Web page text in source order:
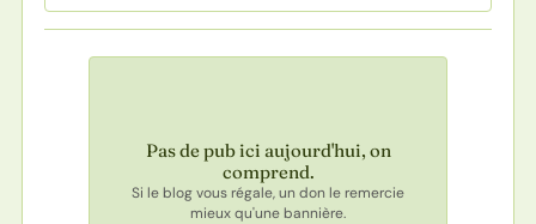
Pas de pub ici aujourd'hui, on
comprend.
Si le blog vous régale, un don le remercie
mieux qu'une bannière.